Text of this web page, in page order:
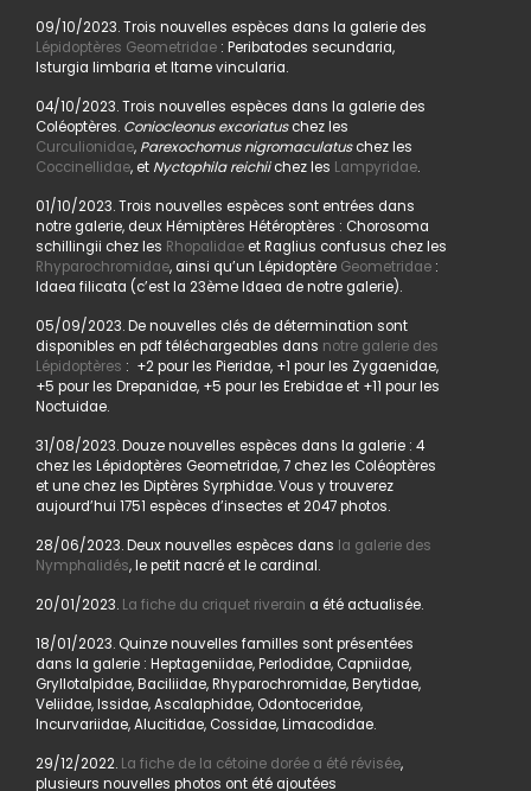
09/10/2023. Trois nouvelles espèces dans la galerie des
Lépidoptères Geometridae: Peribatodes secundaria,
Isturgia limbaria et Itame vincularia.
04/10/2023. Trois nouvelles espèces dans la galerie des
Coléoptères. Coniocleonus excoriatuschez les
Curculionidae, Parexochomus nigromaculatuschez les
Coccinellidae, et Nyctophila reichiichez les Lampyridae.
01/10/2023. Trois nouvelles espèces sont entrées dans
notre galerie, deux Hémiptères Hétéroptères : Chorosoma
schillingii chez les Rhopalidaeet Raglius confusus chez les
Rhyparochromidae, ainsi qu’un Lépidoptère Geometridae:
Idaea filicata (c’est la 23ème Idaea de notre galerie).
05/09/2023. De nouvelles clés de détermination sont
disponibles en pdf téléchargeables dans notre galerie des
Lépidoptères : +2 pour les Pieridae, +1 pour les Zygaenidae,
+5 pour les Drepanidae, +5 pour les Erebidae et +11 pour les
Noctuidae.
31/08/2023. Douze nouvelles espèces dans la galerie : 4
chez les Lépidoptères Geometridae, 7 chez les Coléoptères
et une chez les Diptères Syrphidae. Vous y trouverez
aujourd’hui 1751 espèces d’insectes et 2047 photos.
28/06/2023. Deux nouvelles espèces dans la galerie des
Nymphalidés, le petit nacré et le cardinal.
20/01/2023. La fiche du criquet riverain a été actualisée.
18/01/2023. Quinze nouvelles familles sont présentées
dans la galerie : Heptageniidae, Perlodidae, Capniidae,
Gryllotalpidae, Baciliidae, Rhyparochromidae, Berytidae,
Veliidae, Issidae, Ascalaphidae, Odontoceridae,
Incurvariidae, Alucitidae, Cossidae, Limacodidae.
29/12/2022. La fiche de la cétoine dorée a été révisée,
plusieurs nouvelles photos ont été ajoutées